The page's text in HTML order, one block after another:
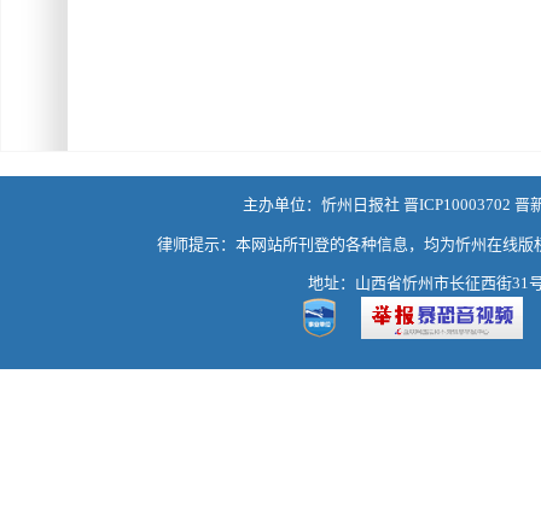
主办单位：忻州日报社 晋ICP10003702 晋
律师提示：本网站所刊登的各种信息，均为忻州在线
地址：山西省忻州市长征西街31